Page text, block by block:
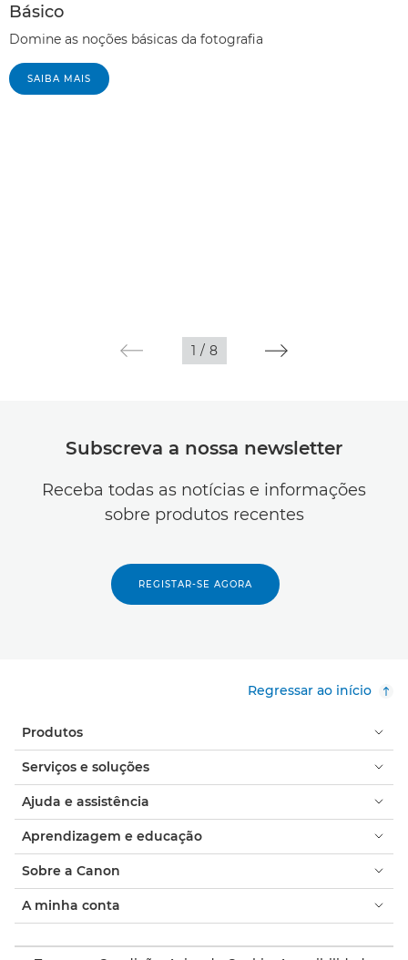
Básico
Domine as noções básicas da fotografia
SAIBA MAIS
1 / 8
Subscreva a nossa newsletter
Receba todas as notícias e informações
sobre produtos recentes
REGISTAR-SE AGORA
Regressar ao início
Produtos
Serviços e soluções
Ajuda e assistência
Aprendizagem e educação
Sobre a Canon
A minha conta